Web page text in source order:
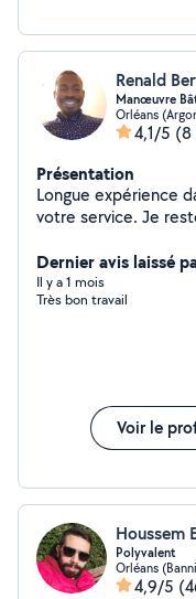
Renald
Manœuvre
Orléans
4,1/5 (8
Présentation
Longue expérience
votre service. Je
Votre satisfaction
Dernier avis laissé
Il y a 1 mois
Très bon travail
Voir le
Houssem
Polyvalent
Orléans
4,9/5